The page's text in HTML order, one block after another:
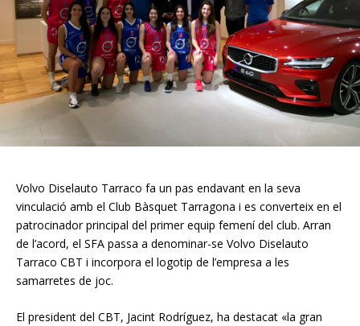
Volvo Diselauto Tarraco fa un pas endavant en la seva
vinculació amb el Club Bàsquet Tarragona i es converteix en el
patrocinador principal del primer equip femení del club. Arran
de l’acord, el SFA passa a denominar-se Volvo Diselauto
Tarraco CBT i incorpora el logotip de l’empresa a les
samarretes de joc.
El president del CBT, Jacint Rodríguez, ha destacat «la gran